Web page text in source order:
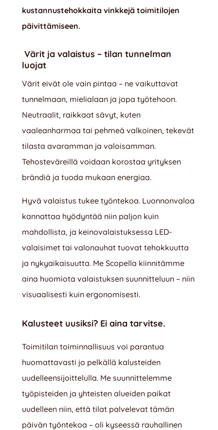
kustannustehokkaita vinkkejä toimitilojen
päivittämiseen.
Värit ja valaistus – tilan tunnelman
luojat
Värit eivät ole vain pintaa – ne vaikuttavat
tunnelmaan, mielialaan ja jopa työtehoon.
Neutraalit, raikkaat sävyt, kuten
vaaleanharmaa tai pehmeä valkoinen, tekevät
tilasta avaramman ja valoisamman.
Tehosteväreillä voidaan korostaa yrityksen
brändiä ja tuoda mukaan energiaa.
Hyvä valaistus tukee työntekoa. Luonnonvaloa
kannattaa hyödyntää niin paljon kuin
mahdollista, ja keinovalaistuksessa LED-
valaisimet tai valonauhat tuovat tehokkuutta
ja nykyaikaisuutta. Me Scopella kiinnitämme
aina huomiota valaistuksen suunnitteluun – niin
visuaalisesti kuin ergonomisesti.
Kalusteet uusiksi? Ei aina tarvitse.
Toimitilan toiminnallisuus voi parantua
huomattavasti jo pelkällä kalusteiden
uudelleensijoittelulla. Me suunnittelemme
työpisteiden ja yhteisten alueiden paikat
uudelleen niin, että tilat palvelevat tämän
päivän työntekoa – oli kyseessä rauhallinen